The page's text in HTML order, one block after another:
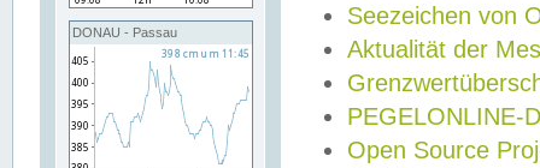
DONAU - Passau
Seezeichen von
Aktualität der
PEGELONLINE-
Open Source